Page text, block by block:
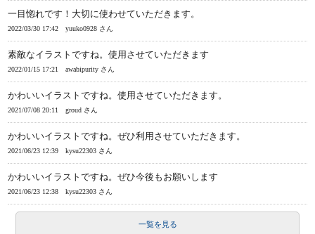
一目惚れです！大切に使わせていただきます。
2022/03/30 17:42 yuuko0928 さん
素敵なイラストですね。使用させていただきます
2022/01/15 17:21 awabipurity さん
かわいいイラストですね。使用させていただきます。
2021/07/08 20:11 groud さん
かわいいイラストですね。ぜひ利用させていただきます。
2021/06/23 12:39 kysu22303 さん
かわいいイラストですね。ぜひ今後もお願いします
2021/06/23 12:38 kysu22303 さん
一覧を見る